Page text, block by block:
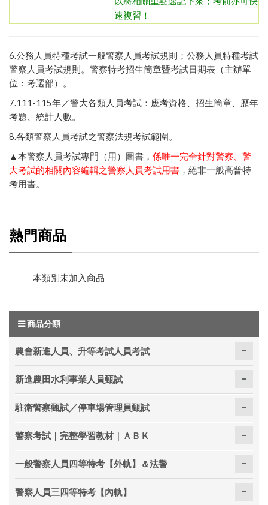
速複習！
6.公務人員特種考試一般警察人員考試規則 ； 公務人員特種考試
警察人員考試規則 。 警察特考招生簡章暨考試日期表（主辦單
位：考選部）
。
7.111-115年／警大各類人員考試：應考資格、招生簡章、歷年
考題、統計人數。
8.各類警察人員考試之警察法規考試範圍。
▲本警察人員考試專門（用）圖書， 係唯一完全針對警察、警
大考試的相關內容編輯之警察人員考試用書 ，絕非一般高普特
考用書。
熱門商品
本類別未加入商品
商品分類
農會新進人員、升等考試人員考試
新進農田水利事業人員甄試
駐衛警察甄試／停車場管理員甄試
警察考試｜完整學習教材｜ＡＢＫ
一般警察人員四等特考【外軌】＆法警
警察人員三四等特考【內軌】